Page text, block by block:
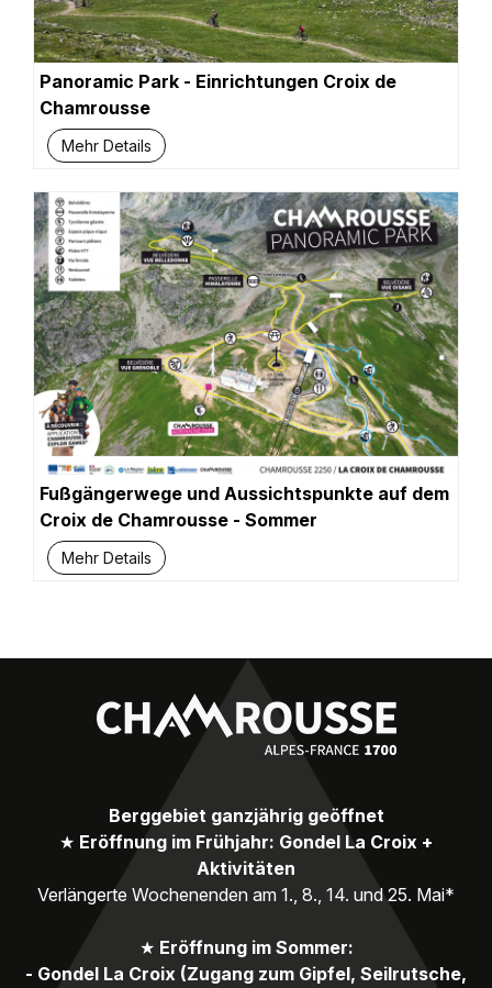
Panoramic Park - Einrichtungen Croix de
Chamrousse
Mehr Details
Fußgängerwege und Aussichtspunkte auf dem
Croix de Chamrousse - Sommer
Mehr Details
Berggebiet ganzjährig geöffnet
★ Eröffnung im Frühjahr: Gondel La Croix +
Aktivitäten
Verlängerte Wochenenden am 1., 8., 14. und 25. Mai*
★ Eröffnung im Sommer:
- Gondel La Croix (Zugang zum Gipfel, Seilrutsche,